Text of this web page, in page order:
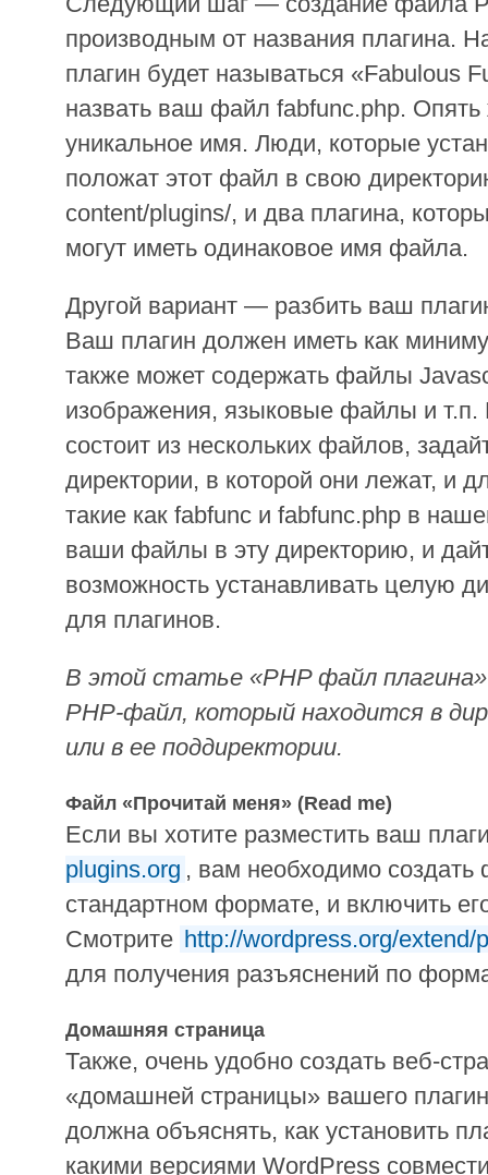
производным от названия плагина.
плагин будет называться «Fabulous
назвать ваш файл fabfunc.php. Опять
уникальное имя. Люди, которые
положат этот файл в свою
content/plugins/, и два плагина,
могут иметь одинаковое имя файла.
Другой вариант — разбить ваш
Ваш плагин должен иметь как
также может содержать файлы
изображения, языковые файлы и т.п.
состоит из нескольких файлов,
директории, в которой они лежат, и
такие как fabfunc и fabfunc.php в
ваши файлы в эту директорию, и
возможность устанавливать целую
для плагинов.
В этой статье «PHP файл
PHP-файл, который находится в
или в ее поддиректории.
Файл «Прочитай меня» (Read me)
Если вы хотите разместить ваш
plugins.org , вам необходимо
стандартном формате, и включить
Смотрите http://wordpress.org/extend/
для получения разъяснений по
Домашняя страница
Также, очень удобно создать веб-
«домашней страницы» вашего
должна объяснять, как установить
какими версиями WordPress